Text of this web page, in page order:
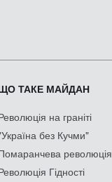
ТАКЕ МАЙДАН
на граніті
без Кучми"
революція
Гідності